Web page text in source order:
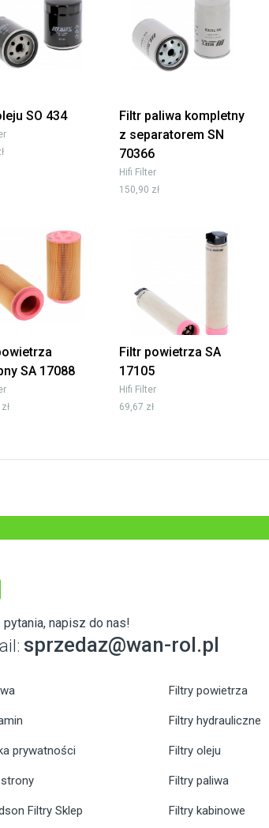
SO 434
Filtr paliwa kompletny
z separatorem SN
70366
Hifi Filter
150,90 zł
SA 17088
Filtr powietrza SA
17105
Hifi Filter
69,67 zł
pytania, napisz do nas!
sprzedaz@wan-rol.pl
prywatności
Filtry Sklep
Filtry powietrza
Filtry hydrauliczne
Filtry oleju
Filtry paliwa
Filtry kabinowe